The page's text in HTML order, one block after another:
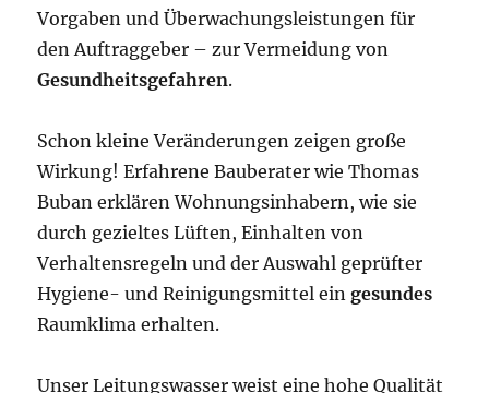
Vorgaben und Überwachungsleistungen für
den Auftraggeber – zur Vermeidung von
Gesundheitsgefahren.
Schon kleine Veränderungen zeigen große
Wirkung! Erfahrene Bauberater wie Thomas
Buban erklären Wohnungsinhabern, wie sie
durch gezieltes Lüften, Einhalten von
Verhaltensregeln und der Auswahl geprüfter
Hygiene- und Reinigungsmittel eingesundes
Raumklima erhalten.
Unser Leitungswasser weist eine hohe Qualität